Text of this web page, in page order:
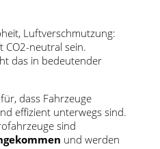
Luftverschmutzung:
CO2-neutral sein.
das in bedeutender
dass Fahrzeuge
effizient unterwegs sind.
sind
und werden